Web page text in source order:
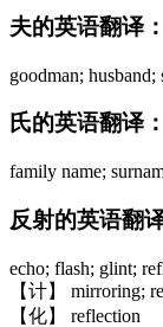
夫的英语翻译：
goodman;
氏的英语翻译：
family name;
反射的英语翻
echo; flash; glint;
【计】 mirroring;
【化】 reflection